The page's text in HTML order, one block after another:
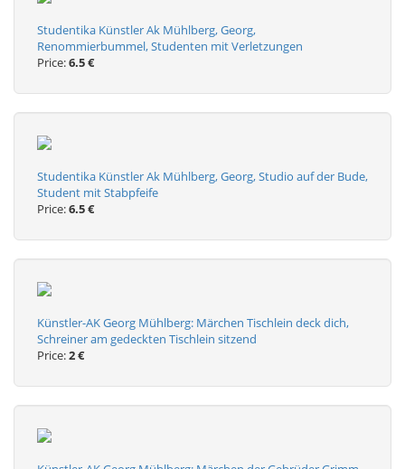
Studentika Künstler Ak Mühlberg, Georg,
Renommierbummel, Studenten mit Verletzungen
Price:6.5 €
Studentika Künstler Ak Mühlberg, Georg, Studio auf der Bude,
Student mit Stabpfeife
Price:6.5 €
Künstler-AK Georg Mühlberg: Märchen Tischlein deck dich,
Schreiner am gedeckten Tischlein sitzend
Price:2 €